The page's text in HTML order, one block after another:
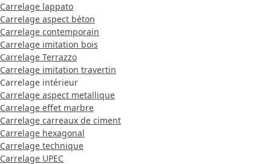
Carrelage lappato
Carrelage aspect béton
Carrelage contemporain
Carrelage imitation bois
Carrelage Terrazzo
Carrelage imitation travertin
Carrelage intérieur
Carrelage aspect metallique
Carrelage effet marbre
Carrelage carreaux de ciment
Carrelage hexagonal
Carrelage technique
Carrelage UPEC